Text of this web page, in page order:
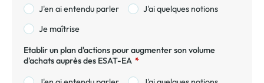
J'en ai entendu parler
J'ai quelques notions
Je maîtrise
Etablir un plan d'actions pour augmenter son volume
d'achats auprès des ESAT-EA *